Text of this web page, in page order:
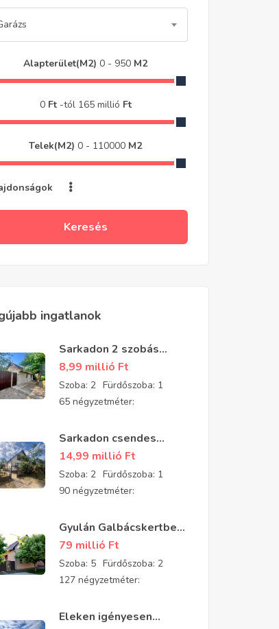
Alapterület(m2)0 - 950 M2
0 Ft -tól 165 millió Ft
Telek(m2)0 - 110000 M2
Keresés
ingatlanok
Sarkadon 2 szobás
részben felújított
családi ház eladó
8,99 millió Ft
Szoba: 2 Fürdőszoba: 1
65 négyzetméter:
Sarkadon csendes
aszfaltozott utcában 2
szobás, tégla építésű,
jó állapotú
padlásszobás ház eladó
14,99 millió Ft
Szoba: 2 Fürdőszoba: 1
90 négyzetméter:
Gyulán Galbácskertben
2008-ban épült kiváló
állapotú padlásszobás
ház eladó 5 szobával és
2 fürdővel
79 millió Ft
Szoba: 5 Fürdőszoba: 2
127 négyzetméter:
Eleken igényesen